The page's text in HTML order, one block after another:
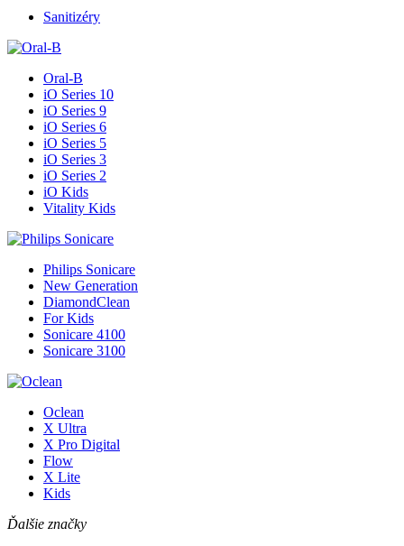
Sanitizéry
Oral-B
iO Series 10
iO Series 9
iO Series 6
iO Series 5
iO Series 3
iO Series 2
iO Kids
Vitality Kids
Philips Sonicare
New Generation
DiamondClean
For Kids
Sonicare 4100
Sonicare 3100
Oclean
X Ultra
X Pro Digital
Flow
X Lite
Kids
Ďalšie značky